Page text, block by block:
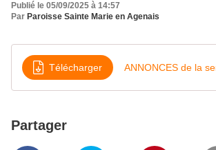
Publié le 05/09/2025 à 14:57
Par Paroisse Sainte Marie en Agenais
Télécharger ANNONCES de la
Partager